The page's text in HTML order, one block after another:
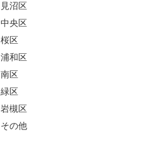
見沼区
中央区
桜区
浦和区
南区
緑区
岩槻区
その他